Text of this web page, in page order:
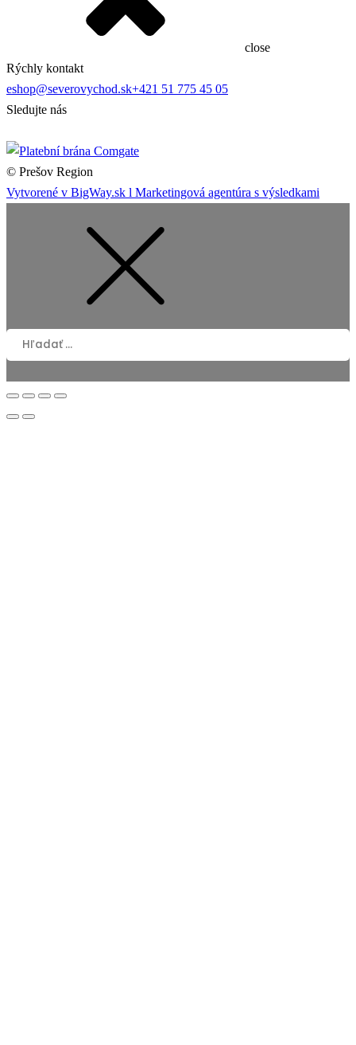
close
Rýchly kontakt
eshop@severovychod.sk+421 51 775 45 05
Sledujte nás
© Prešov Region
Vytvorené v BigWay.sk l Marketingová agentúra s výsledkami
Hľadať: